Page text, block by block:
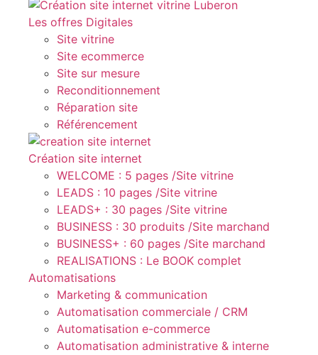
Les offres Digitales
Site vitrine
Site ecommerce
Site sur mesure
Reconditionnement
Réparation site
Référencement
Création site internet
WELCOME : 5 pages /Site vitrine
LEADS : 10 pages /Site vitrine
LEADS+ : 30 pages /Site vitrine
BUSINESS : 30 produits /Site marchand
BUSINESS+ : 60 pages /Site marchand
REALISATIONS : Le BOOK complet
Automatisations
Marketing & communication
Automatisation commerciale / CRM
Automatisation e-commerce
Automatisation administrative & interne